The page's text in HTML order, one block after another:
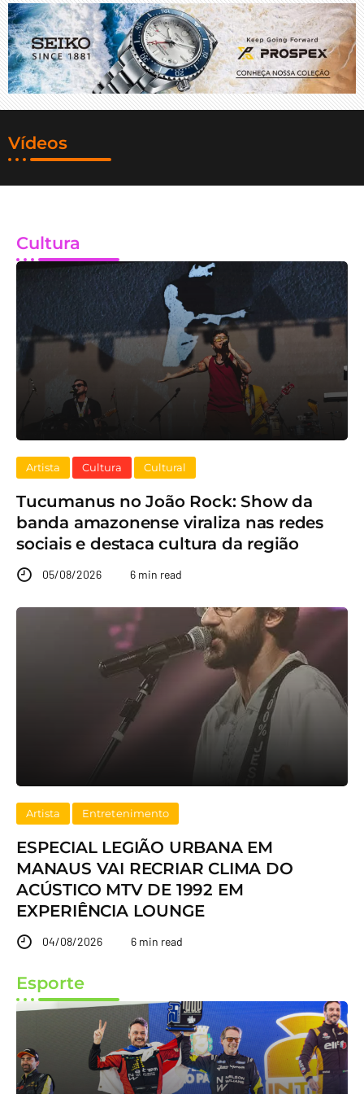
Vídeos
Cultura
Artista Cultura Cultural
Tucumanus no João Rock: Show da
banda amazonense viraliza nas redes
sociais e destaca cultura da região
05/08/2026 6 min read
Artista Entretenimento
ESPECIAL LEGIÃO URBANA EM
MANAUS VAI RECRIAR CLIMA DO
ACÚSTICO MTV DE 1992 EM
EXPERIÊNCIA LOUNGE
04/08/2026 6 min read
Esporte